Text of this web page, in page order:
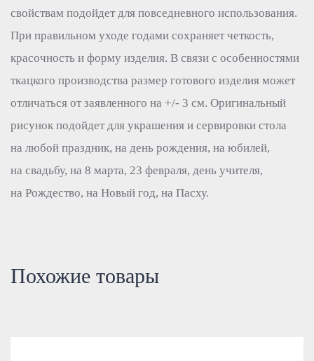
свойствам подойдет для повседневного использования.
При правильном уходе годами сохраняет четкость,
красочность и форму изделия. В связи с особенностями
ткацкого производства размер готового изделия может
отличаться от заявленного на +/- 3 см. Оригинальный
рисунок подойдет для украшения и сервировки стола
на любой праздник, на день рождения, на юбилей,
на свадьбу, на 8 марта, 23 февраля, день учителя,
на Рождество, на Новый год, на Пасху.
Похожие товары